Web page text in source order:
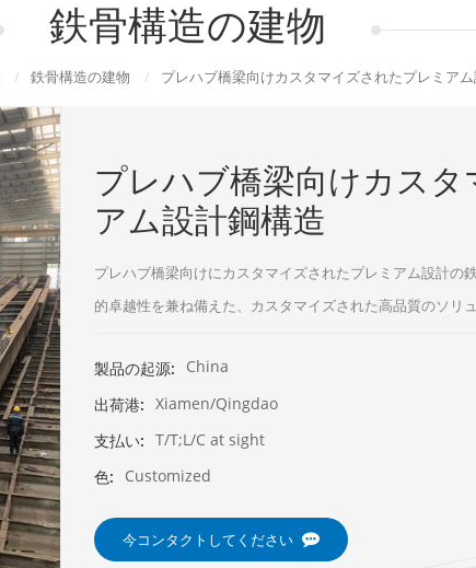
鉄骨構造の建物
/ 鉄骨構造の建物 / プレハブ橋梁向けカスタマイズされたプレミア
プレハブ橋梁向けカス
アム設計鋼構造
プレハブ橋梁向けにカスタマイズされたプレミアム設計の
的卓越性を兼ね備えた、カスタマイズされた高品質のソリ
製品の起源:
China
出荷港: Xiamen/Qingdao
支払い: T/T;L/C at sight
色:
Customized
今コンタクトしてください